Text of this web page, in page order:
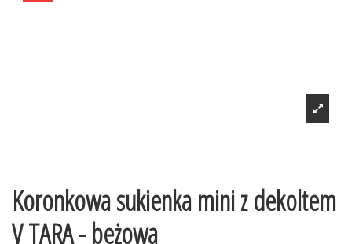
Koronkowa sukienka mini z dekoltem
V TARA - beżowa